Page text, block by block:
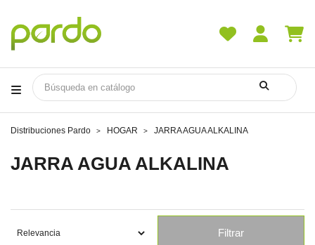
Distribuciones Pardo HOGAR JARRA AGUA ALKALINA
JARRA AGUA ALKALINA
Filtrar